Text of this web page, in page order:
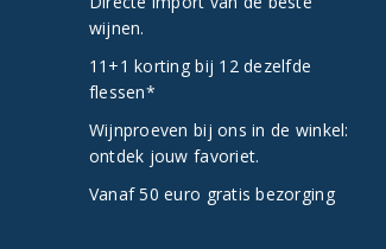
wijnen.
11+1 korting bij 12 dezelfde
flessen*
Wijnproeven bij ons in de winkel:
ontdek jouw favoriet.
Vanaf 50 euro gratis bezorging